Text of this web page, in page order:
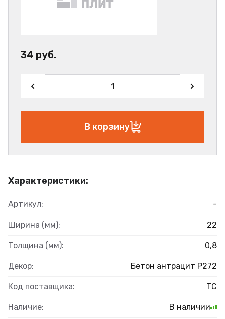
Характеристики:
Артикул: -
Ширина (мм): 22
Толщина (мм): 0,8
Декор: Бетон антрацит Р272
Код поставщика: ТС
Наличие: В наличии
34 руб.
В корзину